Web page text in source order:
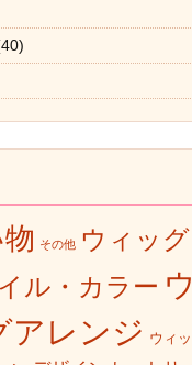
その他 ウィッグ
ル・カラー ウ
アレンジ ウィッ